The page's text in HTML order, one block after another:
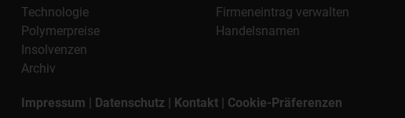
Technologie
Polymerpreise
Insolvenzen
Archiv
Firmeneintrag verwalten
Handelsnamen
Impressum | Datenschutz | Kontakt | Cookie-Präferenzen